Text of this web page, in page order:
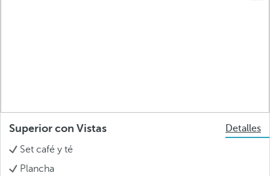
Superior con Vistas
Detalles
Set café y té
Plancha